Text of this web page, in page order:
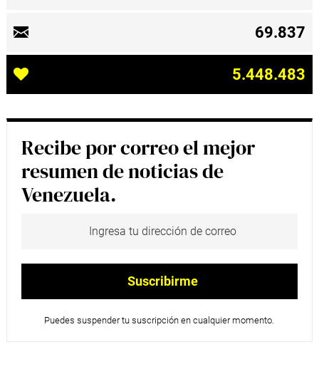
69.837
5.448.483
Recibe por correo el mejor
resumen de noticias de
Venezuela.
Puedes suspender tu suscripción en cualquier momento.